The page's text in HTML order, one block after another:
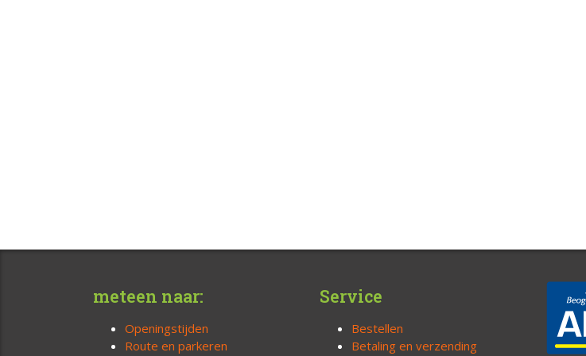
meteen naar:
Openingstijden
Route en parkeren
Service
Bestellen
Betaling en verzending